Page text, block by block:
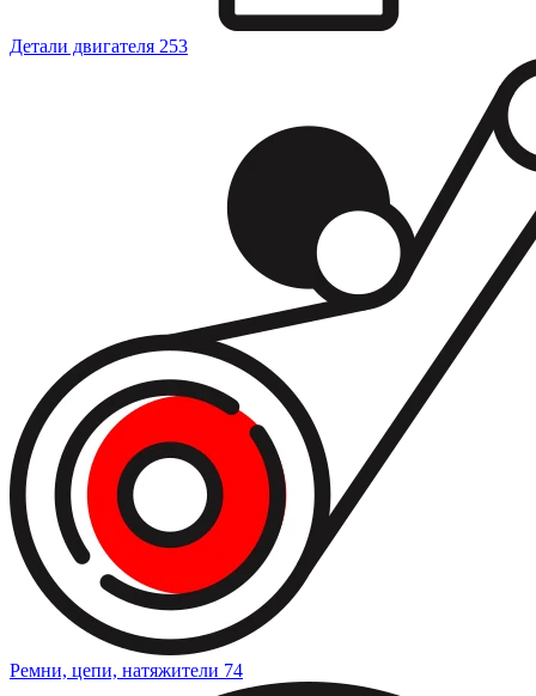
Детали двигателя 253
Ремни, цепи, натяжители 74